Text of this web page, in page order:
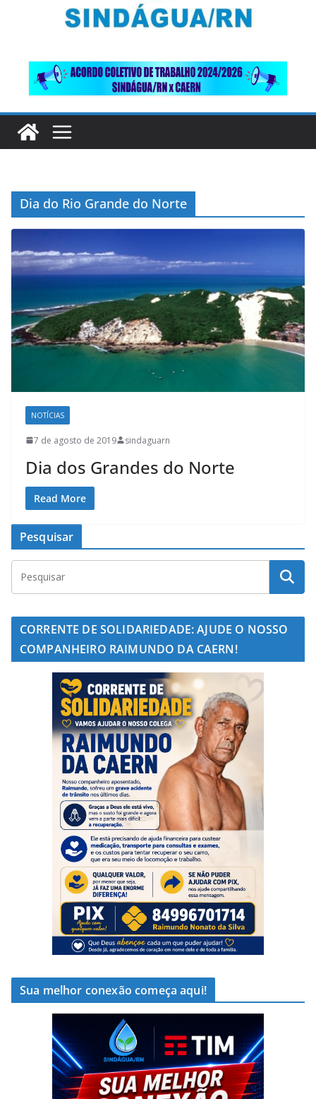
Dia do Rio Grande do Norte
NOTÍCIAS
7 de agosto de 2019 sindaguarn
Dia dos Grandes do Norte
Read More
Pesquisar
CORRENTE DE SOLIDARIEDADE: AJUDE O NOSSO
COMPANHEIRO RAIMUNDO DA CAERN!
Sua melhor conexão começa aqui!